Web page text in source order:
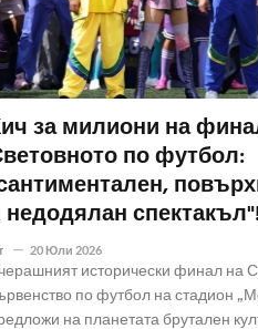
за милиони на
по футбол:
недодялан
20 Юли 2026
исторически финал на
по футбол на стадион
на планетата брутален